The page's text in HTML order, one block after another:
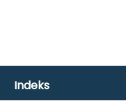
Indeks